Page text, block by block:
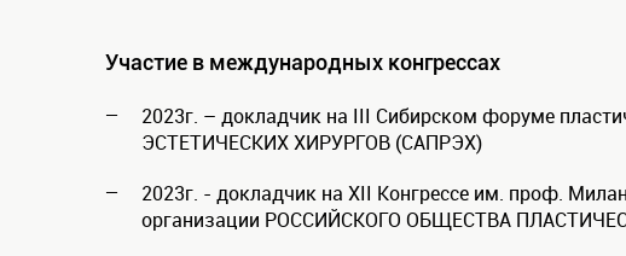
Участие в международных конгрессах
2023г. – докладчик на III Сибирском форуме
ЭСТЕТИЧЕСКИХ ХИРУРГОВ (САПРЭХ)
2023г. - докладчик на ХII Конгрессе им. проф.
организации РОCСИЙСКОГО ОБЩЕСТВА